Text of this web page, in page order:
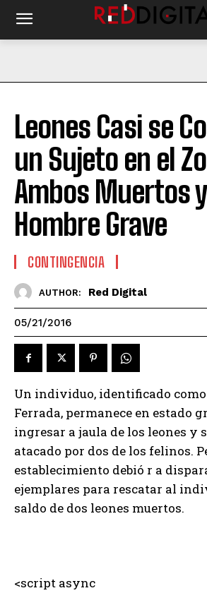
Leones Casi se
un Sujeto en el
Ambos Muertos
Hombre Grave
CONTINGENCIA
AUTHOR: Red Digital
05/21/2016
Un individuo, identificado
Ferrada, permanece en estado
ingresar a jaula de los leones y
atacado por dos de los felinos.
establecimiento debió r a
ejemplares para rescatar al
saldo de dos leones muertos.
<script async